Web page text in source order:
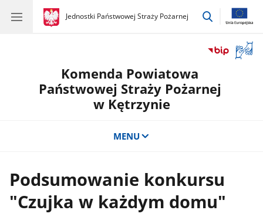
gov.pl
Jednostki Państwowej Straży Pożarnej
gov.pl
Jednostki
przejdź
okno
Komenda Powiatowa
Państwowej Straży Pożarnej
w Kętrzynie
MENU
Podsumowanie konkursu
"Czujka w każdym domu"